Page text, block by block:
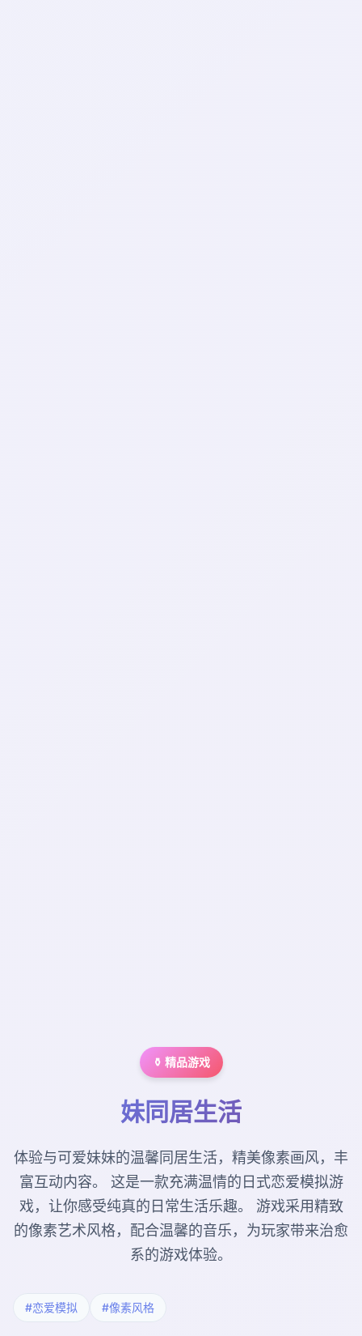
⚱️ 精品游戏
妹同居生活
体验与可爱妹妹的温馨同居生活，精美像素画风，丰
富互动内容。 这是一款充满温情的日式恋爱模拟游
戏，让你感受纯真的日常生活乐趣。 游戏采用精致
的像素艺术风格，配合温馨的音乐，为玩家带来治愈
系的游戏体验。
#恋爱模拟 #像素风格